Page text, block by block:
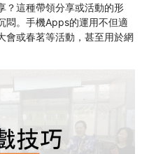
？這種帶領分享或活動的形
悶。手機Apps的運用不但適
會或春茗等活動，甚至用於網